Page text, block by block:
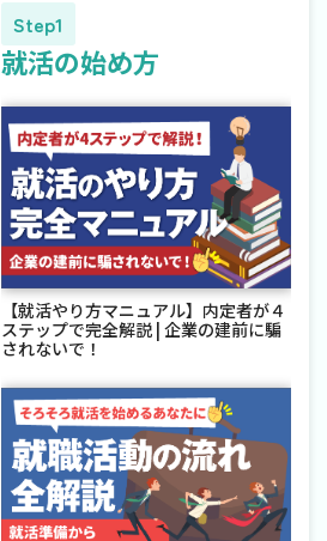
Step1
就活の始め方
【就活やり方マニュアル】内定者が４
ステップで完全解説 | 企業の建前に騙
されないで！